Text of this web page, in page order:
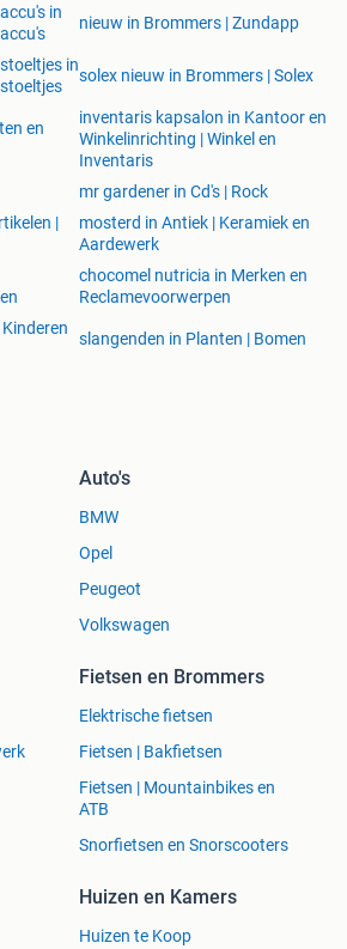
in
nieuw in Brommers | Zundapp
in
solex nieuw in Brommers | Solex
en
inventaris kapsalon in Kantoor en
Winkelinrichting | Winkel en
Inventaris
mr gardener in Cd's | Rock
|
mosterd in Antiek | Keramiek en
Aardewerk
chocomel nutricia in Merken en
Reclamevoorwerpen
slangenden in Planten | Bomen
Auto's
BMW
Opel
Peugeot
Volkswagen
Fietsen en Brommers
Elektrische fietsen
Fietsen | Bakfietsen
Fietsen | Mountainbikes en
ATB
Snorfietsen en Snorscooters
Huizen en Kamers
Huizen te Koop